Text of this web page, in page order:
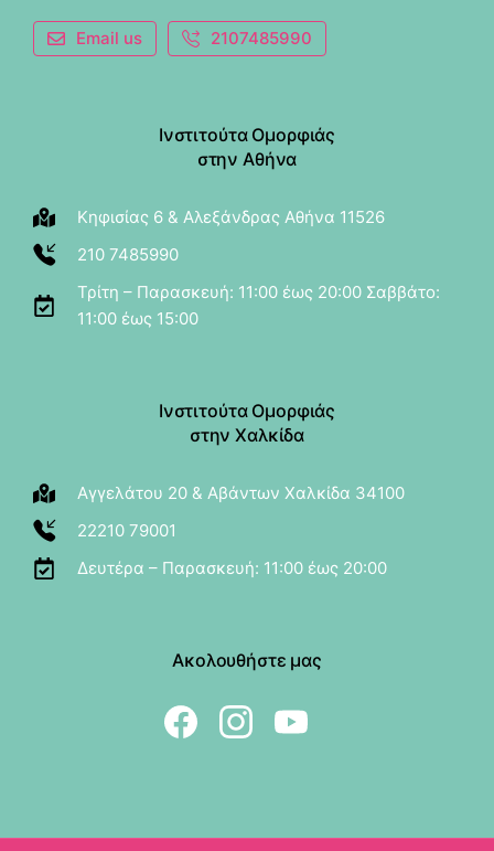
Email us 2107485990
Ινστιτούτα Ομορφιάς
στην Αθήνα
Κηφισίας 6 & Αλεξάνδρας Αθήνα 11526
210 7485990
Τρίτη – Παρασκευή: 11:00 έως 20:00 Σαββάτο:
11:00 έως 15:00
Ινστιτούτα Ομορφιάς
στην Χαλκίδα
Αγγελάτου 20 & Αβάντων Χαλκίδα 34100
22210 79001
Δευτέρα – Παρασκευή: 11:00 έως 20:00
Ακολουθήστε μας